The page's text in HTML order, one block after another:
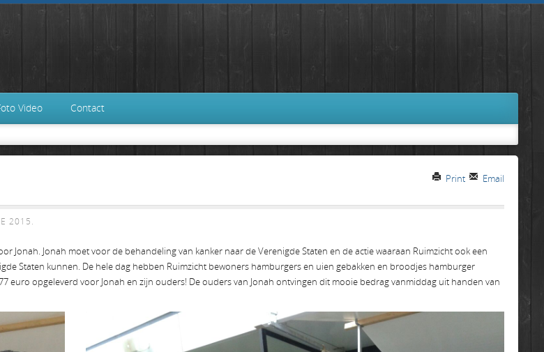
Video Contact
Email
Print
2015.
Jonah. Jonah moet voor de behandeling van kanker naar de Verenigde Staten en de actie waaraan Ruimzicht ook een
Staten kunnen. De hele dag hebben Ruimzicht bewoners hamburgers en uien gebakken en broodjes hamburger
euro opgeleverd voor Jonah en zijn ouders! De ouders van Jonah ontvingen dit mooie bedrag vanmiddag uit handen van